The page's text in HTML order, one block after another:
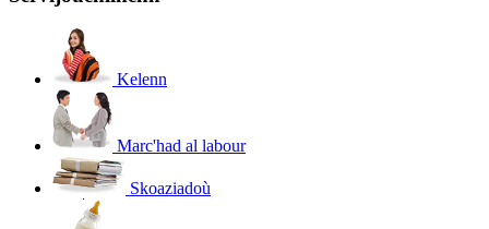
Kelenn
Marc'had al labour
Skoaziadoù